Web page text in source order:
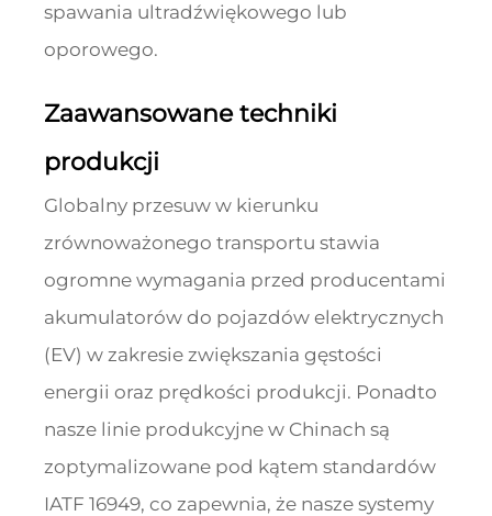
spawania ultradźwiękowego lub
oporowego.
Zaawansowane techniki
produkcji
Globalny przesuw w kierunku
zrównoważonego transportu stawia
ogromne wymagania przed producentami
akumulatorów do pojazdów elektrycznych
(EV) w zakresie zwiększania gęstości
energii oraz prędkości produkcji. Ponadto
nasze linie produkcyjne w Chinach są
zoptymalizowane pod kątem standardów
IATF 16949, co zapewnia, że nasze systemy